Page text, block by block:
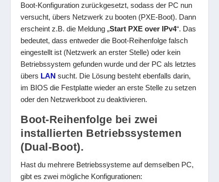
Boot-Konfiguration zurückgesetzt, sodass der PC nun
versucht, übers Netzwerk zu booten (PXE-Boot). Dann
erscheint z.B. die Meldung „Start PXE over IPv4“. Das
bedeutet, dass entweder die Boot-Reihenfolge falsch
eingestellt ist (Netzwerk an erster Stelle) oder kein
Betriebssystem gefunden wurde und der PC als letztes
übers LAN sucht. Die Lösung besteht ebenfalls darin,
im BIOS die Festplatte wieder an erste Stelle zu setzen
oder den Netzwerkboot zu deaktivieren.
Boot-Reihenfolge bei zwei
installierten Betriebssystemen
(Dual-Boot).
Hast du mehrere Betriebssysteme auf demselben PC,
gibt es zwei mögliche Konfigurationen: